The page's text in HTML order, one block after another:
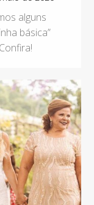
alguns
básica”